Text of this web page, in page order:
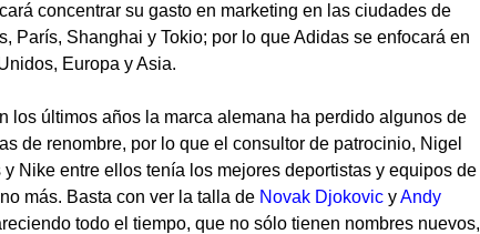
concentrar su gasto en marketing en las ciudades de
París, Shanghai y Tokio; por lo que Adidas se enfocará en
Europa y Asia.
los últimos años la marca alemana ha perdido algunos de
de renombre, por lo que el consultor de patrocinio, Nigel
Nike entre ellos tenía los mejores deportistas y equipos de
más. Basta con ver la talla de Novak Djokovic yAndy
todo el tiempo, que no sólo tienen nombres nuevos,